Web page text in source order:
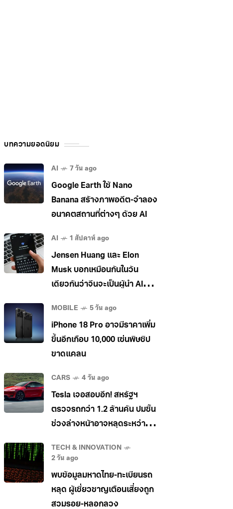
บทความยอดนิยม
AI 7 วัน ago
Google Earth ใช้ Nano
Banana สร้างภาพอดีต-จำลอง
อนาคตสถานที่ต่างๆ ด้วย AI
AI 1 สัปดาห์ ago
Jensen Huang และ Elon
Musk บอกเหมือนกันในวัน
เดียวกันว่าจีนจะเป็นผู้นำ AI
MOBILE 5 วัน ago
iPhone 18 Pro อาจมีราคาเพิ่ม
ขึ้นอีกเกือบ 10,000 เซ่นพิษชิป
ขาดแคลน
CARS 4 วัน ago
Tesla เจอสอบอีก! สหรัฐฯ
ตรวจรถกว่า 1.2 ล้านคัน ปมชิ้น
ช่วงล่างหน้าอาจหลุดระหว่าง
TECH & INNOVATION
2 วัน ago
พบข้อมูลมหาดไทย-ทะเบียนรถ
หลุด ผู้เชี่ยวชาญเตือนเสี่ยงถูก
สวมรอย-หลอกลวง